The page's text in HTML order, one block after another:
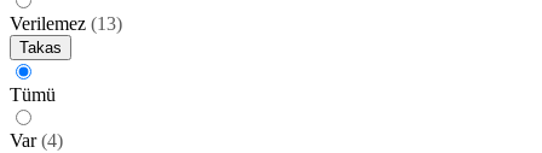
Verilemez (13)
Takas
Tümü
Var (4)